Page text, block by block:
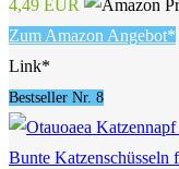
4,49 EUR
Zum Amazon Angebot*
Link*
Bestseller Nr. 8